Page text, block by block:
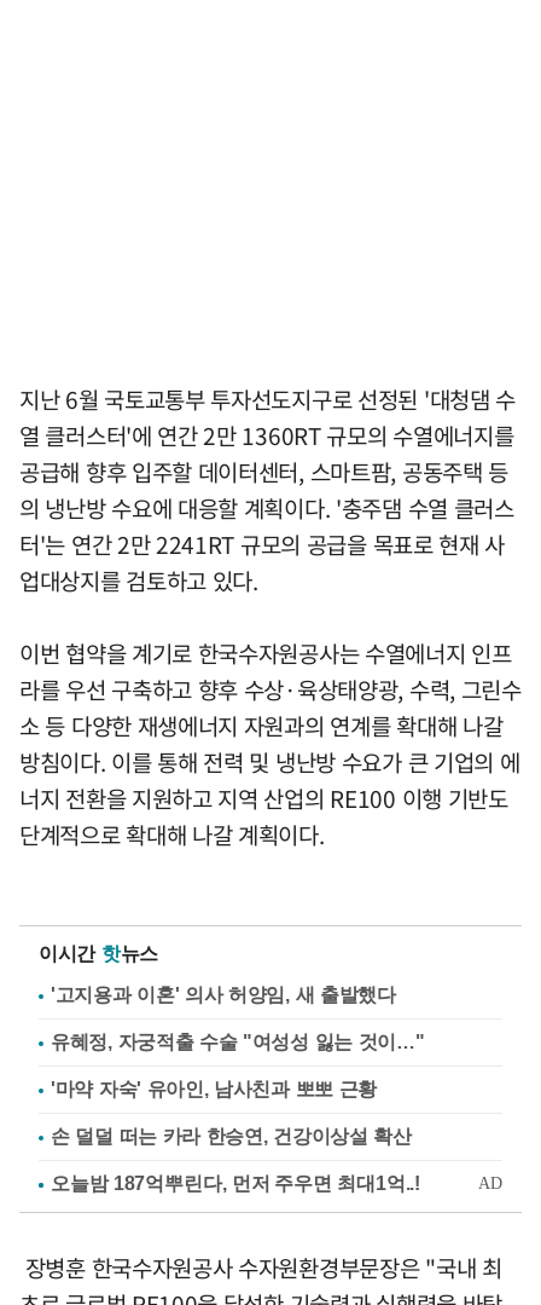
지난 6월 국토교통부 투자선도지구로 선정된 '대청댐 수
열 클러스터'에 연간 2만 1360RT 규모의 수열에너지를
공급해 향후 입주할 데이터센터, 스마트팜, 공동주택 등
의 냉난방 수요에 대응할 계획이다. '충주댐 수열 클러스
터'는 연간 2만 2241RT 규모의 공급을 목표로 현재 사
업대상지를 검토하고 있다.
이번 협약을 계기로 한국수자원공사는 수열에너지 인프
라를 우선 구축하고 향후 수상·육상태양광, 수력, 그린수
소 등 다양한 재생에너지 자원과의 연계를 확대해 나갈
방침이다. 이를 통해 전력 및 냉난방 수요가 큰 기업의 에
너지 전환을 지원하고 지역 산업의 RE100 이행 기반도
단계적으로 확대해 나갈 계획이다.
이시간 핫뉴스
'고지용과 이혼' 의사 허양임, 새 출발했다
유혜정, 자궁적출 수술 "여성성 잃는 것이…"
'마약 자숙' 유아인, 남사친과 뽀뽀 근황
손 덜덜 떠는 카라 한승연, 건강이상설 확산
장병훈 한국수자원공사 수자원환경부문장은 "국내 최